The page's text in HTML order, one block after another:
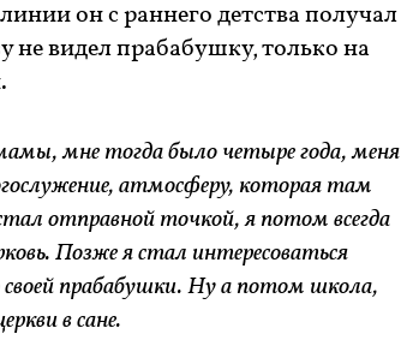
он с раннего детства получал
не видел прабабушку, только на
мне тогда было четыре года, меня
атмосферу, которая там
отправной точкой, я потом всегда
Позже я стал интересоваться
прабабушки. Ну а потом школа,
в сане.